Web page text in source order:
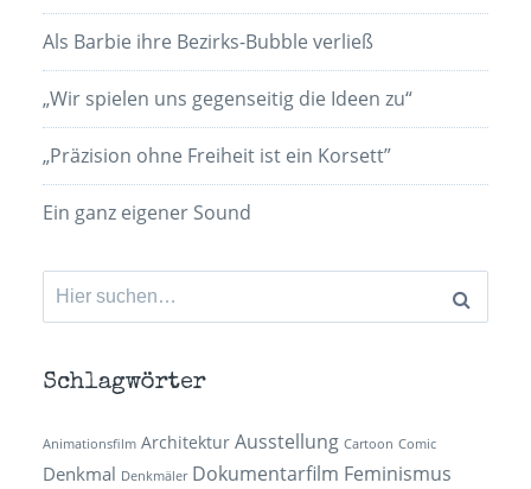
Als Barbie ihre Bezirks-Bubble verließ
„Wir spielen uns gegenseitig die Ideen zu“
„Präzision ohne Freiheit ist ein Korsett”
Ein ganz eigener Sound
Suchen
nach:
Schlagwörter
Animationsfilm Architektur Ausstellung Cartoon Comic
Denkmal Denkmäler Dokumentarfilm Feminismus